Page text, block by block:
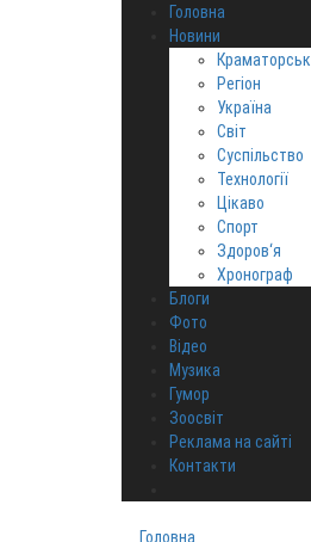
Головна
Новини
Краматорськ
Регіон
Україна
Світ
Суспільство
Технології
Цікаво
Спорт
Здоров‘я
Хронограф
Блоги
Фото
Відео
Музика
Гумор
Зоосвіт
Реклама на сайті
Контакти
Головна